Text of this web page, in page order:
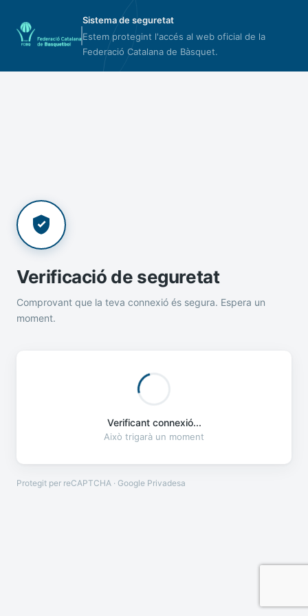
Sistema de seguretat
Estem protegint l'accés al web oficial de la
Federació Catalana de Bàsquet.
Verificació de seguretat
Comprovant que la teva connexió és segura. Espera un
moment.
Verificant connexió...
Això trigarà un moment
Protegit per reCAPTCHA · Google Privadesa